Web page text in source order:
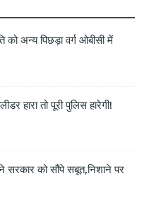
को अन्य पिछड़ा वर्ग ओबीसी में
हारा तो पूरी पुलिस हारेगी!
सरकार को सौंपे सबूत,निशाने पर